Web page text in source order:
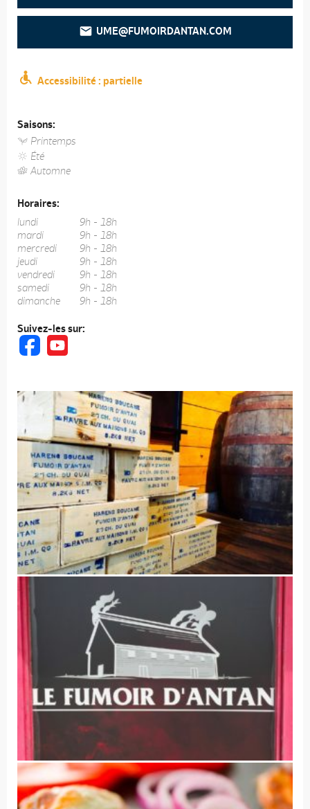
UME@FUMOIRDANTAN.COM
Accessibilité : partielle
Saisons:
Printemps
Été
Automne
Horaires:
lundi
9h - 18h
mardi
9h - 18h
mercredi
9h - 18h
jeudi
9h - 18h
vendredi
9h - 18h
samedi
9h - 18h
dimanche
9h - 18h
Suivez-les sur: